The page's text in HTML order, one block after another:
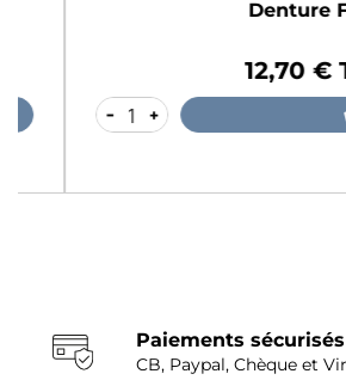
Denture Fine
12,70 € TTC
+
Paiements sécurisés
CB, Paypal, Chèque et